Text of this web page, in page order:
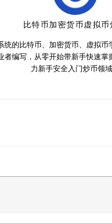
比特币加密货币虚拟币
统的比特币、加密货币、虚拟
者编写，从零开始带新手快速
力新手安全入门炒币领域